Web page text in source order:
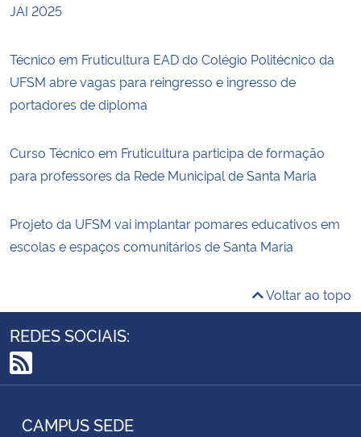
JAI 2025
Técnico em Fruticultura EAD do Colégio Politécnico da
UFSM abre vagas para reingresso e ingresso de
portadores de diploma
Curso Técnico em Fruticultura participa de formação
para professores da Rede Municipal de Santa Maria
Projeto da UFSM vai implantar pomares educativos em
escolas e espaços comunitários de Santa Maria
Voltar ao topo
REDES SOCIAIS:
RSS
CAMPUS SEDE